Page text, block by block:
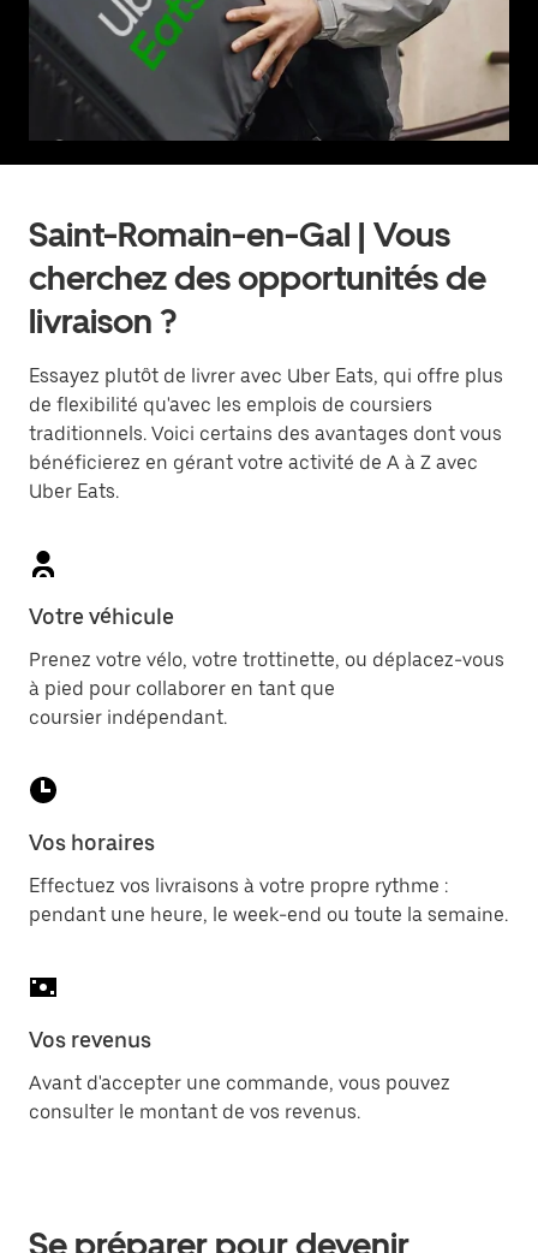
Saint-Romain-en-Gal | Vous
cherchez des opportunités de
livraison ?
Essayez plutôt de livrer avec Uber Eats, qui offre plus
de flexibilité qu'avec les emplois de coursiers
traditionnels. Voici certains des avantages dont vous
bénéficierez en gérant votre activité de A à Z avec
Uber Eats.
Votre véhicule
Prenez votre vélo, votre trottinette, ou déplacez-vous
à pied pour collaborer en tant que
coursier indépendant.
Vos horaires
Effectuez vos livraisons à votre propre rythme :
pendant une heure, le week-end ou toute la semaine.
Vos revenus
Avant d'accepter une commande, vous pouvez
consulter le montant de vos revenus.
Se préparer pour devenir